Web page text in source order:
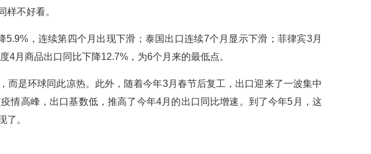
样不好看。
，连续第四个月出现下滑；泰国出口连续7个月显示下滑；菲律宾3月
4月商品出口同比下降12.7%，为6个月来的最低点。
而是环球同此凉热。此外，随着今年3月春节后复工，出口迎来了一波集中
情高峰，出口基数低，推高了今年4月的出口同比增速。到了今年5月，这
了。